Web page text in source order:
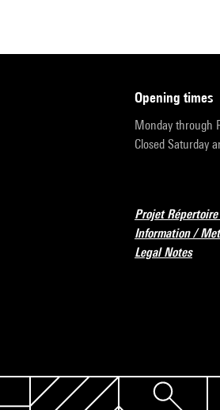
opening times
Monday through
Closed Saturday
Projet
Information /
Legal Notes